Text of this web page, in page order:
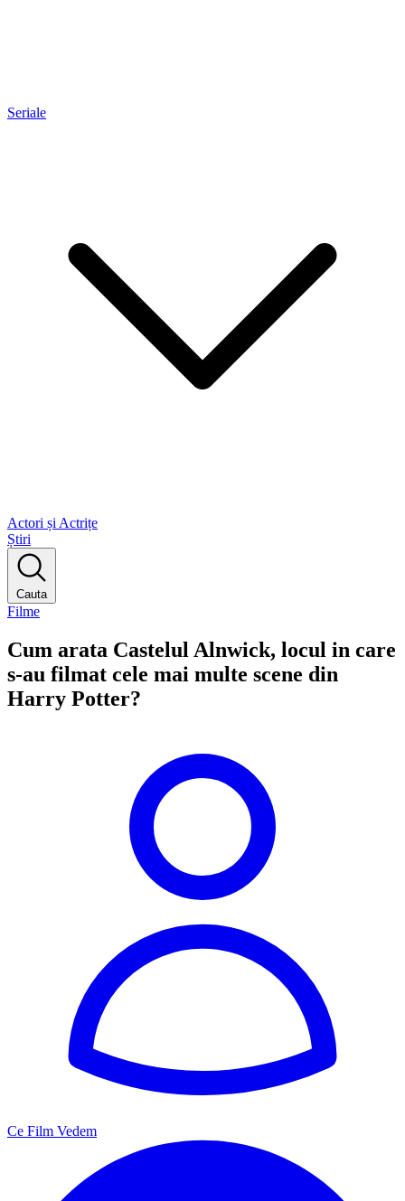
Seriale
Actori și Actrițe
Știri
Cauta
Filme
Cum arata Castelul Alnwick, locul in care
s-au filmat cele mai multe scene din
Harry Potter?
Ce Film Vedem